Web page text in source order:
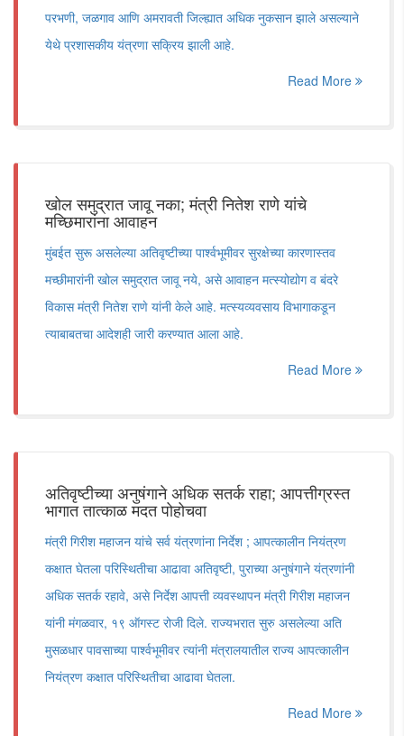
परभणी, जळगाव आणि अमरावती जिल्ह्यात अधिक नुकसान झाले असल्याने
येथे प्रशासकीय यंत्रणा सक्रिय झाली आहे.
Read More
खोल समुद्रात जावू नका; मंत्री नितेश राणे यांचे
मच्छिमारांना आवाहन
मुंबईत सुरू असलेल्या अतिवृष्टीच्या पार्श्वभूमीवर सुरक्षेच्या कारणास्तव
मच्छीमारांनी खोल समुद्रात जावू नये, असे आवाहन मत्स्योद्योग व बंदरे
विकास मंत्री नितेश राणे यांनी केले आहे. मत्स्यव्यवसाय विभागाकडून
त्याबाबतचा आदेशही जारी करण्यात आला आहे.
Read More
अतिवृष्टीच्या अनुषंगाने अधिक सतर्क राहा; आपत्तीग्रस्त
भागात तात्काळ मदत पोहोचवा
मंत्री गिरीश महाजन यांचे सर्व यंत्रणांना निर्देश ; आपत्कालीन नियंत्रण
कक्षात घेतला परिस्थितीचा आढावा अतिवृष्टी, पुराच्या अनुषंगाने यंत्रणांनी
अधिक सतर्क रहावे, असे निर्देश आपत्ती व्यवस्थापन मंत्री गिरीश महाजन
यांनी मंगळवार, १९ ऑगस्ट रोजी दिले. राज्यभरात सुरु असलेल्या अति
मुसळधार पावसाच्या पार्श्वभूमीवर त्यांनी मंत्रालयातील राज्य आपत्कालीन
नियंत्रण कक्षात परिस्थितीचा आढावा घेतला.
Read More